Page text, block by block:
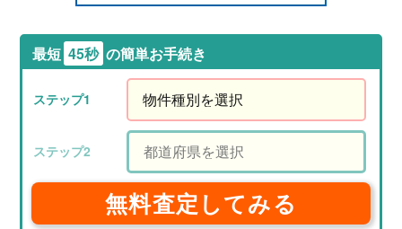
最短 45秒 の簡単お手続き
無料査定してみる